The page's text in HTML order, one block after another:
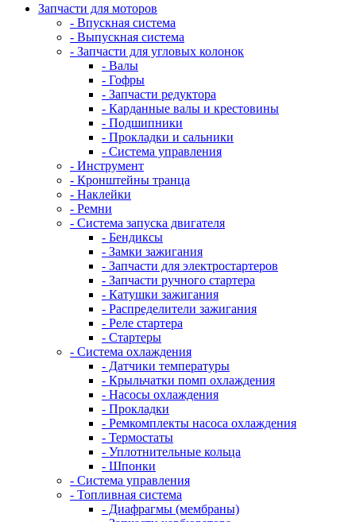
Запчасти для моторов
- Впускная система
- Выпускная система
- Запчасти для угловых колонок
- Валы
- Гофры
- Запчасти редуктора
- Карданные валы и крестовины
- Подшипники
- Прокладки и сальники
- Система управления
- Инструмент
- Кронштейны транца
- Наклейки
- Ремни
- Система запуска двигателя
- Бендиксы
- Замки зажигания
- Запчасти для электростартеров
- Запчасти ручного стартера
- Катушки зажигания
- Распределители зажигания
- Реле стартера
- Стартеры
- Система охлаждения
- Датчики температуры
- Крыльчатки помп охлаждения
- Насосы охлаждения
- Прокладки
- Ремкомплекты насоса охлаждения
- Термостаты
- Уплотнительные кольца
- Шпонки
- Система управления
- Топливная система
- Диафрагмы (мембраны)